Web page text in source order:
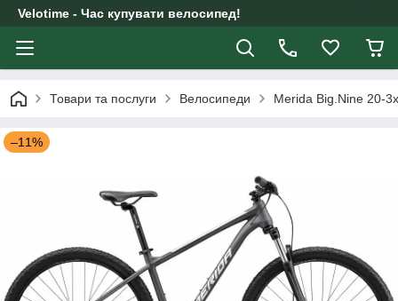
Velotime - Час купувати велосипед!
Товари та послуги Велосипеди Merida Big.Nine 20-
–11%